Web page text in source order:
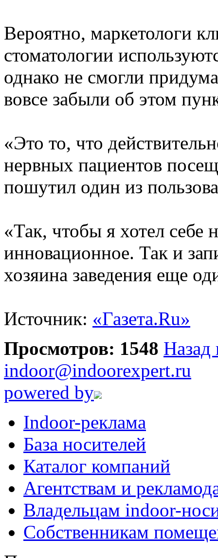
Вероятно, маркетологи
стоматологии
однако не смогли
вовсе забыли об этом
«Это то, что
нервных пациентов
пошутил один из
«Так, чтобы я хотел себе
инновационное. Так и
хозяина заведения еще
Источник: «Газета.Ru»
Просмотров: 1548 Назад
indoor@indoorexpert.ru
powered by
Indoor-реклама
База носителей
Каталог компаний
Агентствам и
Владельцам indoor-
Собственникам